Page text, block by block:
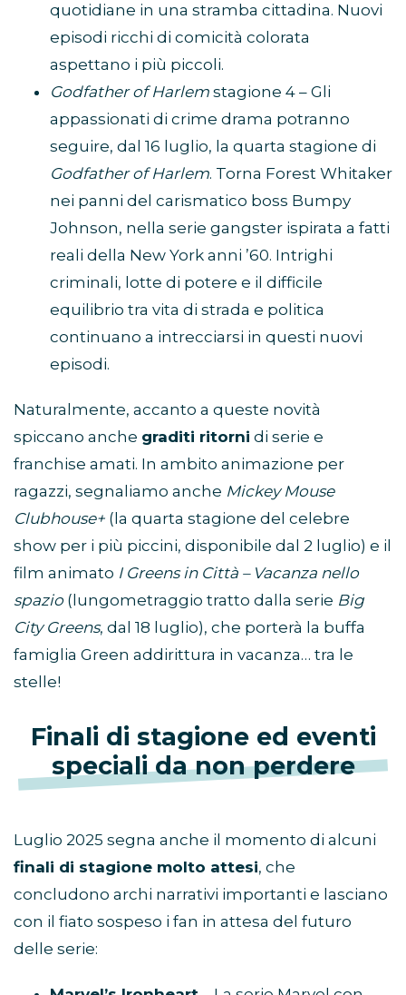
quotidiane in una stramba cittadina. Nuovi
episodi ricchi di comicità colorata
aspettano i più piccoli.
Godfather of Harlem stagione 4 – Gli
appassionati di crime drama potranno
seguire, dal 16 luglio, la quarta stagione di
Godfather of Harlem. Torna Forest Whitaker
nei panni del carismatico boss Bumpy
Johnson, nella serie gangster ispirata a fatti
reali della New York anni ’60. Intrighi
criminali, lotte di potere e il difficile
equilibrio tra vita di strada e politica
continuano a intrecciarsi in questi nuovi
episodi.
Naturalmente, accanto a queste novità
spiccano anche graditi ritorni di serie e
franchise amati. In ambito animazione per
ragazzi, segnaliamo anche Mickey Mouse
Clubhouse+ (la quarta stagione del celebre
show per i più piccini, disponibile dal 2 luglio) e il
film animato I Greens in Città – Vacanza nello
spazio(lungometraggio tratto dalla serie Big
City Greens, dal 18 luglio), che porterà la buffa
famiglia Green addirittura in vacanza… tra le
stelle!
Finali di stagione ed eventi
speciali da non perdere
Luglio 2025 segna anche il momento di alcuni
finali di stagione molto attesi, che
concludono archi narrativi importanti e lasciano
con il fiato sospeso i fan in attesa del futuro
delle serie: